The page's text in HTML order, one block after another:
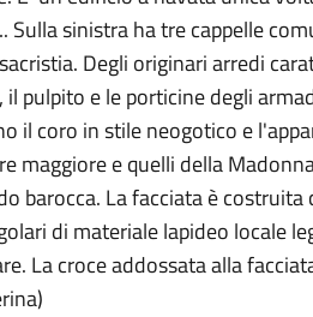
Sulla sinistra ha tre cappelle
Degli originari arredi
pulpito e le porticine degli
il coro in stile neogotico e
maggiore e quelli della
barocca. La facciata è
di materiale lapideo locale
La croce addossata alla